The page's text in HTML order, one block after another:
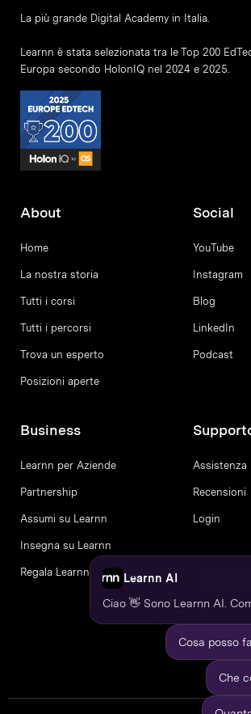
La più grande Digital Academy in Italia.
Learnn è stata selezionata tra le Top 200
Europa secondo HolonIQ nel 2024 e 2025.
About
Home
La nostra storia
Tutti i corsi
Tutti i percorsi
Trova un esperto
Posizioni aperte
Social
YouTube
Instagram
Blog
LinkedIn
Podcast
Business
Learnn per Aziende
Partnership
Assumi su Learnn
Insegna su Learnn
Regala Learnn
Assistenza
Recensioni
Login
Learnn AI
Ciao 👋 Sono Learnn AI.
Cosa posso
Che